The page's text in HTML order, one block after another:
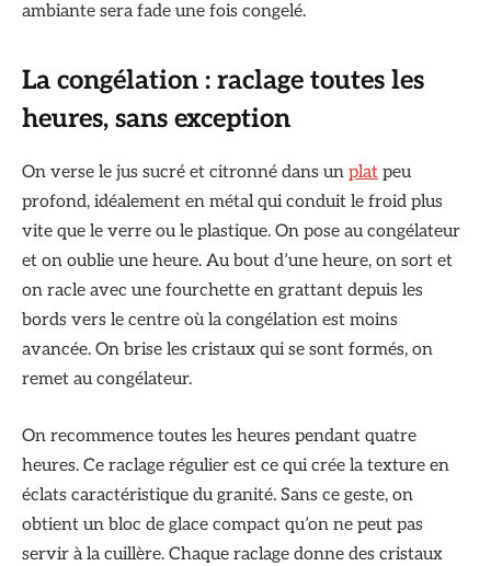
ambiante sera fade une fois congelé.
La congélation : raclage toutes les
heures, sans exception
On verse le jus sucré et citronné dans un plat peu
profond, idéalement en métal qui conduit le froid plus
vite que le verre ou le plastique. On pose au congélateur
et on oublie une heure. Au bout d’une heure, on sort et
on racle avec une fourchette en grattant depuis les
bords vers le centre où la congélation est moins
avancée. On brise les cristaux qui se sont formés, on
remet au congélateur.
On recommence toutes les heures pendant quatre
heures. Ce raclage régulier est ce qui crée la texture en
éclats caractéristique du granité. Sans ce geste, on
obtient un bloc de glace compact qu’on ne peut pas
servir à la cuillère. Chaque raclage donne des cristaux